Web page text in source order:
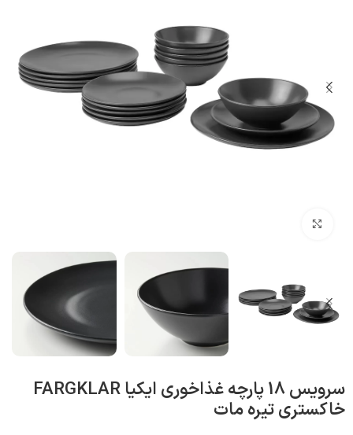
سرویس 18 پارچه غذاخوری ایکیا FARGKLAR
خاکستری تیره مات